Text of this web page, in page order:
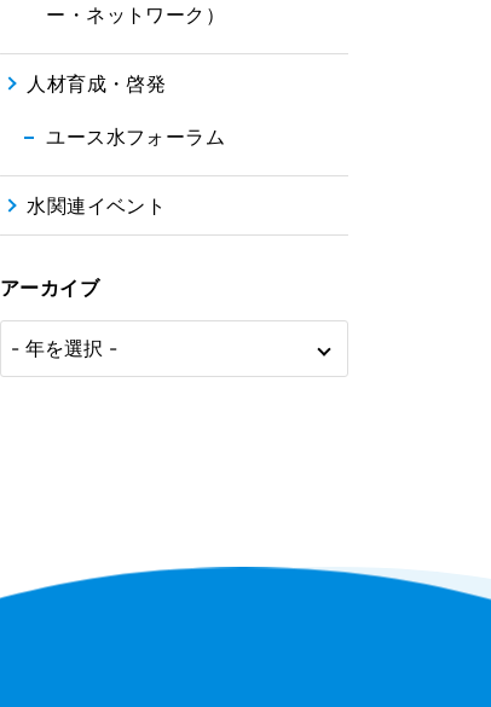
ー・ネットワーク）
人材育成・啓発
ユース水フォーラム
水関連イベント
アーカイブ